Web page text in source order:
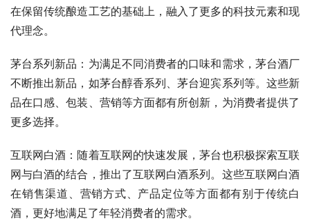
在保留传统酿造工艺的基础上，融入了更多的科技元素和现
代理念。
茅台系列新品：为满足不同消费者的口味和需求，茅台酒厂
不断推出新品，如茅台醇香系列、茅台迎宾系列等。这些新
品在口感、包装、营销等方面都有所创新，为消费者提供了
更多选择。
互联网白酒：随着互联网的快速发展，茅台也积极探索互联
网与白酒的结合，推出了互联网白酒系列。这些互联网白酒
在销售渠道、营销方式、产品定位等方面都有别于传统白
酒，更好地满足了年轻消费者的需求。